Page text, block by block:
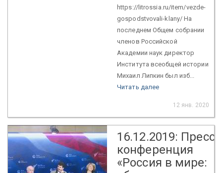
https://litrossia.ru/item/vezde-
gospodstvovali-klany/ На
последнем Общем собрании
членов Российской
Академии наук директор
Института всеобщей истории
Михаил Липкин был изб...
Читать далее
12 янв. 2020
16.12.2019: Пресс-
конференция
«Россия в мире: